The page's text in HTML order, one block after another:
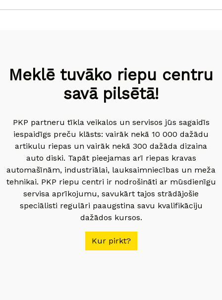
Meklē tuvāko riepu centru
savā pilsētā!
PKP partneru tīkla veikalos un servisos jūs sagaidīs
iespaidīgs preču klāsts: vairāk nekā 10 000 dažādu
artikulu riepas un vairāk nekā 300 dažāda dizaina
auto diski. Tapāt pieejamas arī riepas kravas
automašīnām, industriālai, lauksaimniecības un meža
tehnikai. PKP riepu centri ir nodrošināti ar mūsdienīgu
servisa aprīkojumu, savukārt tajos strādājošie
speciālisti regulāri paaugstina savu kvalifikāciju
dažādos kursos.
Kur pirkt?